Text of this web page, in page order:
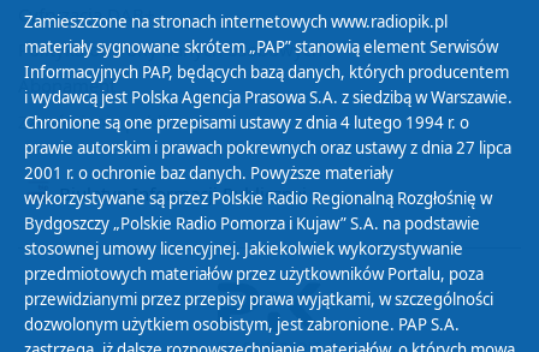
Cyfryzacja DAB+
Polityka ochrony danych osobowych
Abonament
Zamówienia publiczne
Biuletyn Informacji Publicznej
Zamieszczone na stronach internetowych www.radiopik.pl
materiały sygnowane skrótem „PAP” stanowią element Serwisów
Informacyjnych PAP, będących bazą danych, których producentem
i wydawcą jest Polska Agencja Prasowa S.A. z siedzibą w Warszawie.
Chronione są one przepisami ustawy z dnia 4 lutego 1994 r. o
prawie autorskim i prawach pokrewnych oraz ustawy z dnia 27 lipca
2001 r. o ochronie baz danych. Powyższe materiały
wykorzystywane są przez Polskie Radio Regionalną Rozgłośnię w
Bydgoszczy „Polskie Radio Pomorza i Kujaw” S.A. na podstawie
stosownej umowy licencyjnej. Jakiekolwiek wykorzystywanie
przedmiotowych materiałów przez użytkowników Portalu, poza
przewidzianymi przez przepisy prawa wyjątkami, w szczególności
dozwolonym użytkiem osobistym, jest zabronione. PAP S.A.